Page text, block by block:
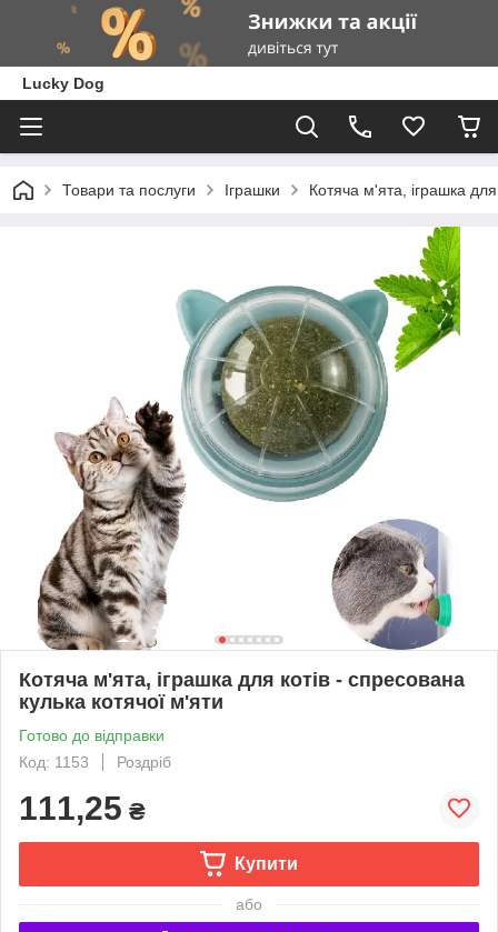
Lucky Dog
Товари та послуги Іграшки Котяча м'ята, іграшка
Котяча м'ята, іграшка для котів - спресована
кулька котячої м'яти
Готово до відправки
Код: 1153
Роздріб
111,25 ₴
Купити
або